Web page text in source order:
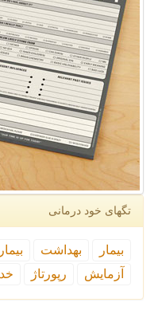
تگهای خود درمانی
بیمار بهداشت
آزمایش
رپورتاژ